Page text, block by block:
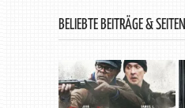
BELIEBTE BEITRÄGE & SEITEN